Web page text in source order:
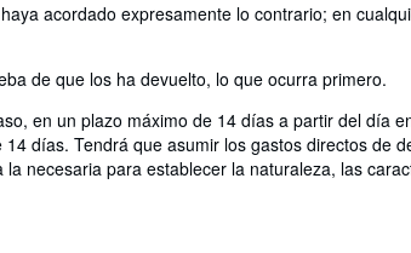
acordado expresamente lo contrario; en
de que los ha devuelto, lo que ocurra primero.
en un plazo máximo de 14 días a partir del día
días. Tendrá que asumir los gastos directos de
necesaria para establecer la naturaleza, las